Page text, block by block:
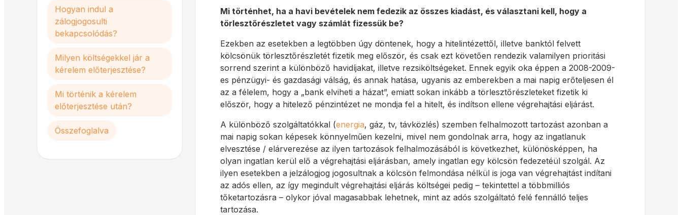
Hogyan indul a
zálogjogosulti
bekapcsolódás?
Milyen költségekkel jár a
kérelem előterjesztése?
Mi történik a kérelem
előterjesztése után?
Összefoglalva
Mi történhet, ha a havi bevételek nem fedezik az összes kiadást, és választani kell, hogy a
törlesztőrészletet vagy számlát fizessük be?
Ezekben az esetekben a legtöbben úgy döntenek, hogy a hitelintézettől, illetve banktól felvett
kölcsönük törlesztőrészletét fizetik meg először, és csak ezt követően rendezik valamilyen prioritási
sorrend szerint a különböző havidíjakat, illetve rezsiköltségeket. Ennek egyik oka éppen a 2008-2009-
es pénzügyi- és gazdasági válság, és annak hatása, ugyanis az emberekben a mai napig erőteljesen él
az a félelem, hogy a „bank elviheti a házat”, emiatt sokan inkább a törlesztőrészleteket fizetik ki
először, hogy a hitelező pénzintézet ne mondja fel a hitelt, és indítson ellene végrehajtási eljárást.
A különböző szolgáltatókkal (energia, gáz, tv, távközlés) szemben felhalmozott tartozást azonban a
mai napig sokan képesek könnyelműen kezelni, mivel nem gondolnak arra, hogy az ingatlanuk
elvesztése / elárverezése az ilyen tartozások felhalmozásából is következhet, különösképpen, ha
olyan ingatlan kerül elő a végrehajtási eljárásban, amely ingatlan egy kölcsön fedezetéül szolgál. Az
ilyen esetekben a jelzálogjog jogosultnak a kölcsön felmondása nélkül is joga van végrehajtást indítani
az adós ellen, az így megindult végrehajtási eljárás költségei pedig – tekintettel a többmilliós
tőketartozásra – olykor jóval magasabbak lehetnek, mint az adós szolgáltató felé fennálló teljes
tartozása.